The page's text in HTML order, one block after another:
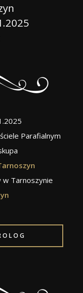
Parafialnym
w Tarnoszynie